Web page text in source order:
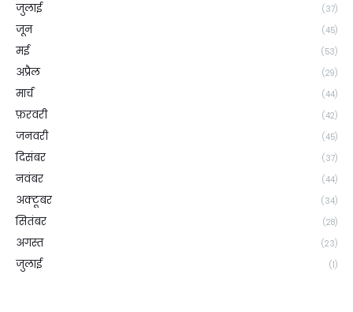
जुलाई (37)
जून (45)
मई (53)
अप्रैल (29)
मार्च (44)
फ़रवरी (42)
जनवरी (45)
दिसंबर (37)
नवंबर (44)
अक्टूबर (34)
सितंबर (28)
अगस्त (23)
जुलाई (1)